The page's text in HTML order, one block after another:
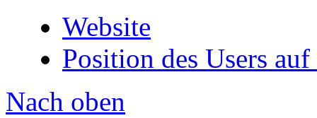
Website
Position des Users
Nach oben